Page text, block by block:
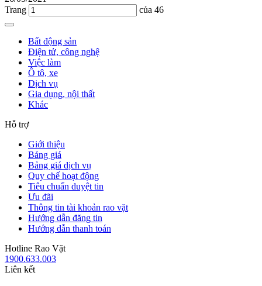
Trang
của 46
Bất động sản
Điện tử, công nghệ
Việc làm
Ô tô, xe
Dịch vụ
Gia dụng, nội thất
Khác
Hỗ trợ
Giới thiệu
Bảng giá
Bảng giá dịch vụ
Quy chế hoạt động
Tiêu chuẩn duyệt tin
Ưu đãi
Thông tin tài khoản rao vặt
Hướng dẫn đăng tin
Hướng dẫn thanh toán
Hotline Rao Vặt
1900.633.003
Liên kết